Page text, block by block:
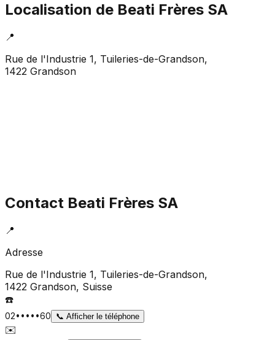
Localisation de Beati Frères SA
📍
Rue de l'Industrie 1, Tuileries-de-Grandson,
1422 Grandson
Contact Beati Frères SA
📍
Adresse
Rue de l'Industrie 1, Tuileries-de-Grandson,
1422 Grandson, Suisse
☎️
02•••••60 📞 Afficher le téléphone
✉️